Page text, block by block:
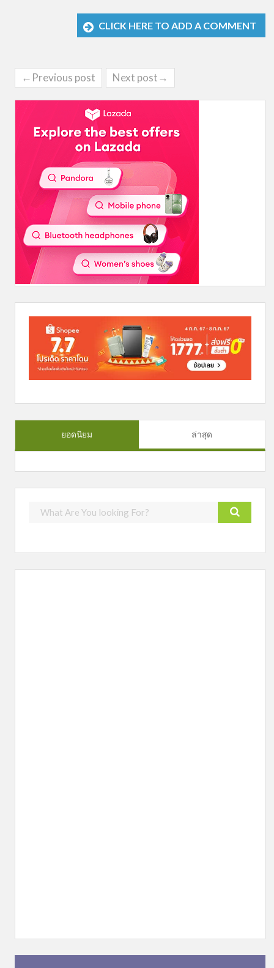
CLICK HERE TO ADD A COMMENT
←Previous post Next post→
ยอดนิยม ล่าสุด